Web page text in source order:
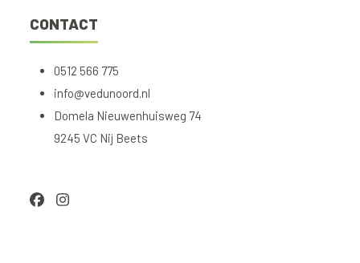
CONTACT
0512 566 775
info@vedunoord.nl
Domela Nieuwenhuisweg 74
9245 VC Nij Beets
FacebookInstagram